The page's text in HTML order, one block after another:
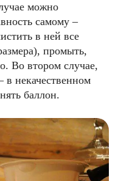
можно
самому –
в ней все
промыть,
Во втором случае,
в некачественном
баллон.